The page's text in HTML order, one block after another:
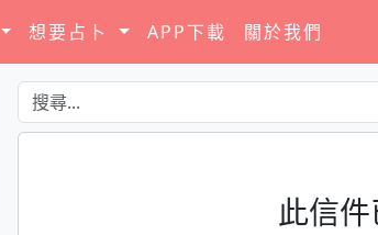
想要占卜 APP下載 關於我們
此信